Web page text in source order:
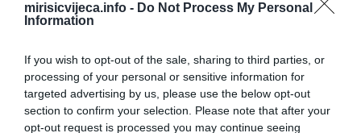
mirisicvijeca.info - Do Not Process My Personal
Information
If you wish to opt-out of the sale, sharing to third parties, or
processing of your personal or sensitive information for
targeted advertising by us, please use the below opt-out
section to confirm your selection. Please note that after your
opt-out request is processed you may continue seeing